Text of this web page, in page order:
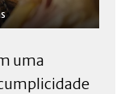
uma